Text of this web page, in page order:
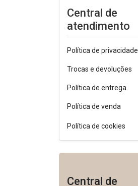
Central de
atendimento
Política de privacidade
Trocas e devoluções
Política de entrega
Política de venda
Política de cookies
Central de